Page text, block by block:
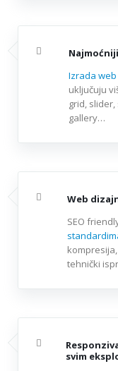
Izrada
uključuju
grid,
gallery…
Web
SEO
tehnički
svim